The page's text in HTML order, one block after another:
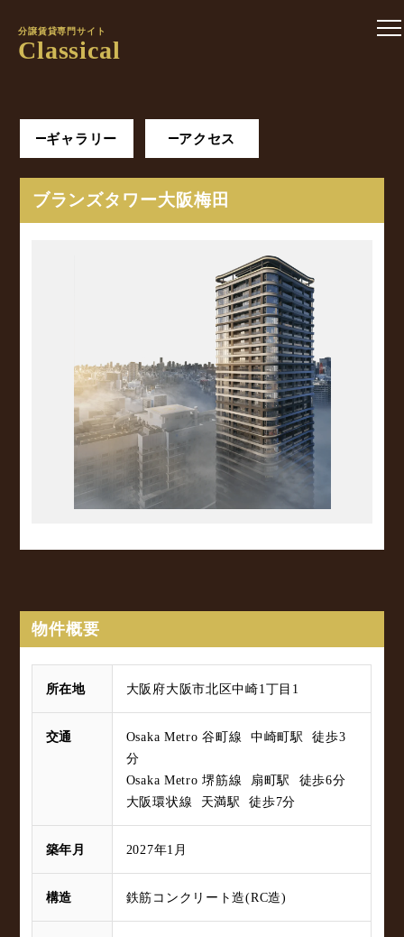
分譲賃貸専門サイト
Classical
ギャラリー アクセス
ブランズタワー大阪梅田
物件概要
所在地 大阪府大阪市北区中崎1丁目1
交通
Osaka Metro 谷町線 中崎町駅 徒歩3
分
Osaka Metro 堺筋線 扇町駅 徒歩6分
大阪環状線 天満駅 徒歩7分
築年月 2027年1月
構造 鉄筋コンクリート造(RC造)